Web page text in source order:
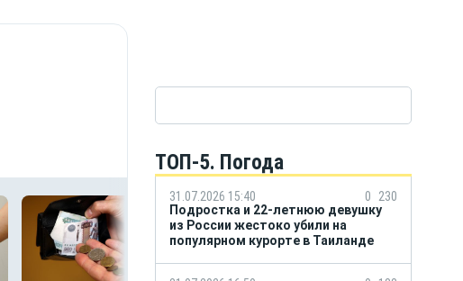
ТОП-5. Погода
31.07.2026 15:40 0
230
Подростка и 22-летнюю девушку
из России жестоко убили на
популярном курорте в Таиланде